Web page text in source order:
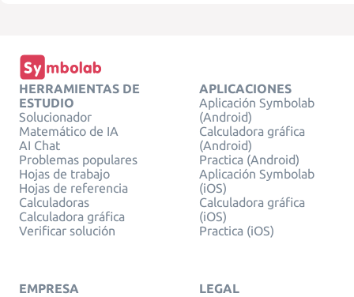
HERRAMIENTAS DE
ESTUDIO
Solucionador
Matemático de IA
AI Chat
Problemas populares
Hojas de trabajo
Hojas de referencia
Calculadoras
Calculadora gráfica
Verificar solución
APLICACIONES
Aplicación Symbolab
(Android)
Calculadora gráfica
(Android)
Practica (Android)
Aplicación Symbolab
(iOS)
Calculadora gráfica
(iOS)
Practica (iOS)
EMPRESA
LEGAL